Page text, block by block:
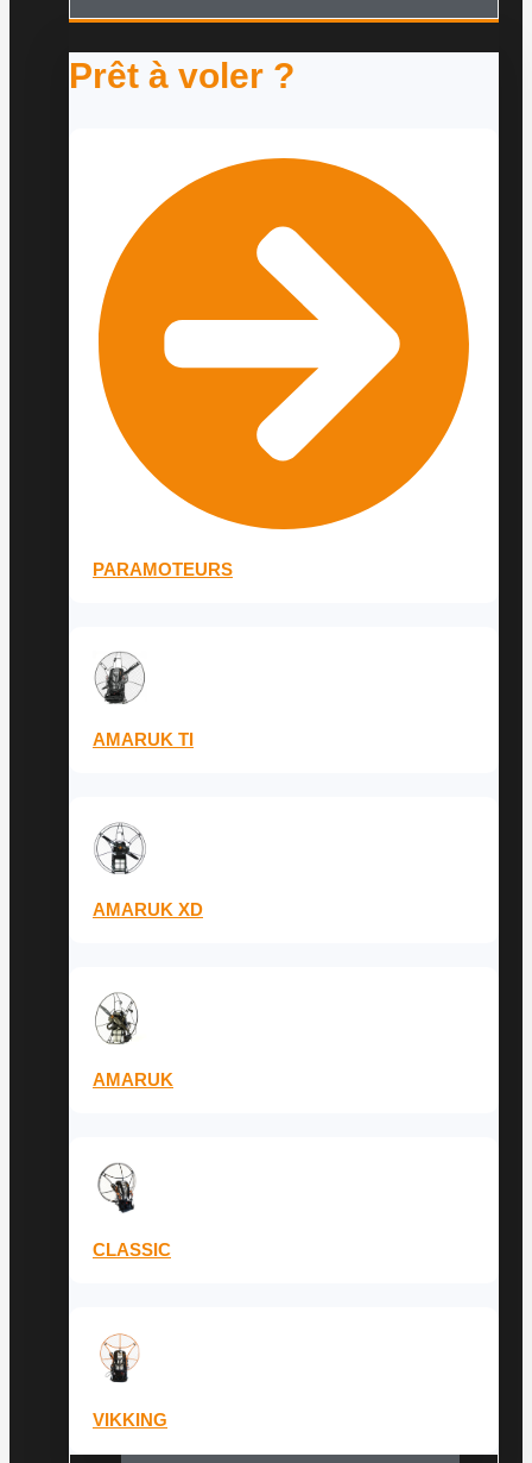
Prêt à voler ?
PARAMOTEURS
AMARUK TI
AMARUK XD
AMARUK
CLASSIC
VIKKING